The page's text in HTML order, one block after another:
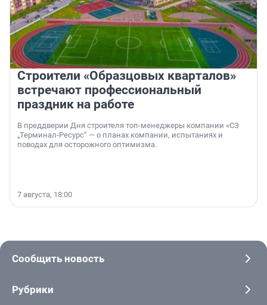
Строители «Образцовых кварталов»
встречают профессиональный
праздник на работе
В преддверии Дня строителя топ-менеджеры компании «СЗ
„Терминал-Ресурс“ — о планах компании, испытаниях и
поводах для осторожного оптимизма.
7 августа, 18:00
Сообщить новость
Рубрики